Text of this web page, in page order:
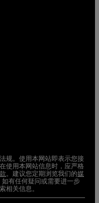
规。使用本网站即表示您接
使用本网站信息时，应严格
。建议您定期浏览我们的媒
有任何疑问或需要进一步
相关信息。